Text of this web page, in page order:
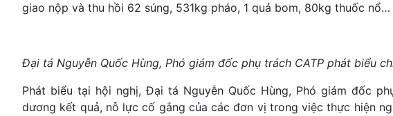
giao nộp và thu hồi 62 súng, 531kg pháo, 1 quả bom, 80kg thuốc nổ…
Đại tá Nguyễn Quốc Hùng, Phó giám đốc phụ trách CATP phát biểu
Phát biểu tại hội nghị, Đại tá Nguyễn Quốc Hùng, Phó giám đốc
dương kết quả, nỗ lực cố gắng của các đơn vị trong việc thực hiện